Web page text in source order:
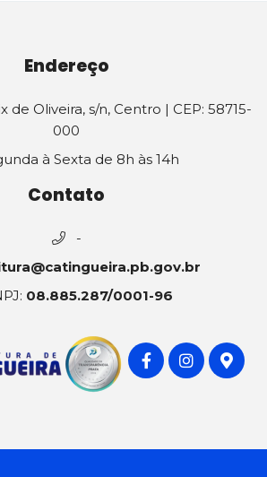
Endereço
de Oliveira, s/n, Centro | CEP: 58715-
000
à Sexta de 8h às 14h
Contato
-
08.885.287/0001-96